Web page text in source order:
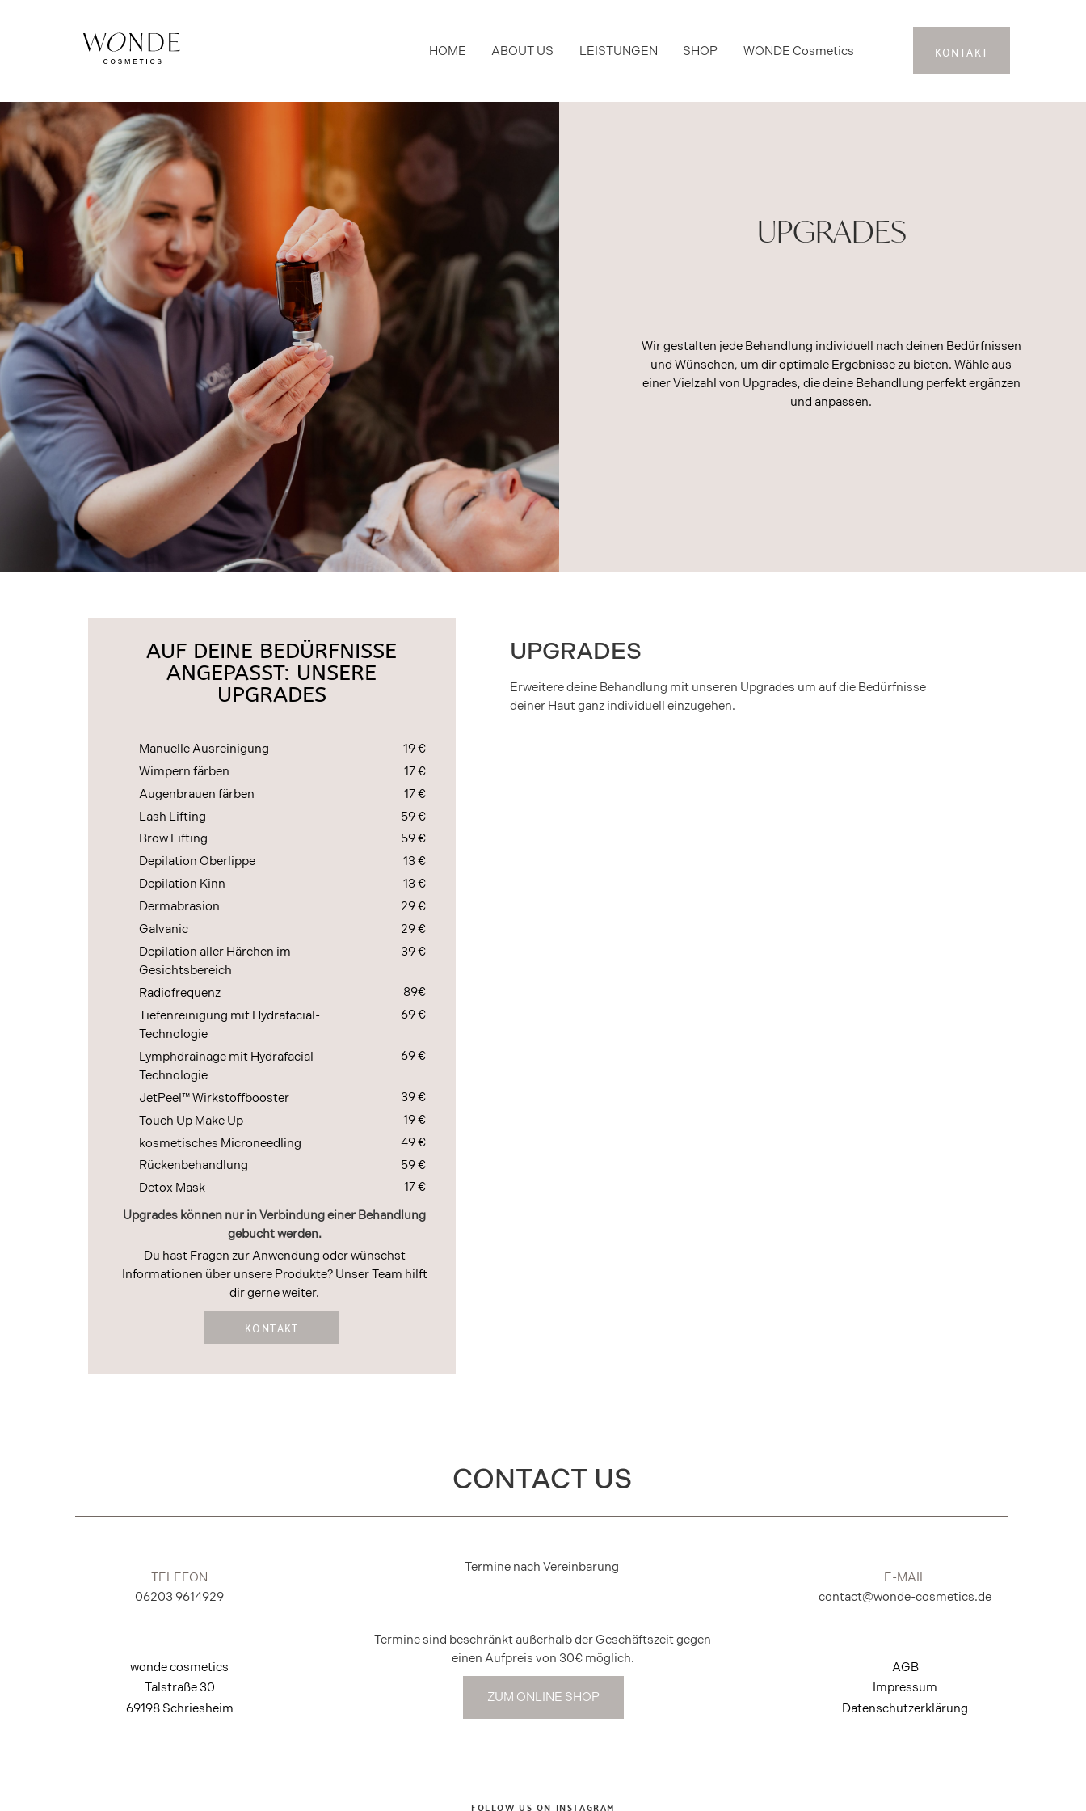
HOME ABOUT US LEISTUNGEN SHOP WONDE Cosmetics KONTAKT
UPGRADES
Wir gestalten jede Behandlung individuell nach deinen Bedürfnissen
und Wünschen, um dir optimale Ergebnisse zu bieten. Wähle aus
einer Vielzahl von Upgrades, die deine Behandlung perfekt ergänzen
und anpassen.
UPGRADES
AUF DEINE BEDÜRFNISSE
ANGEPASST: UNSERE
UPGRADES
Erweitere deine Behandlung mit unseren Upgrades um auf die Bedürfnisse
deiner Haut ganz individuell einzugehen.
Manuelle Ausreinigung
19 €
17 €
Wimpern färben
Augenbrauen färben
17 €
Lash Lifting
59 €
Brow Lifting
59 €
13 €
Depilation Oberlippe
Depilation Kinn
13 €
Dermabrasion
29 €
Galvanic
29 €
Depilation aller Härchen im
Gesichtsbereich
39 €
89€
Radiofrequenz
69 €
Tiefenreinigung mit Hydrafacial-
Technologie
69 €
Lymphdrainage mit Hydrafacial-
Technologie
39 €
JetPeel ™ Wirkstoffbooster
19 €
Touch Up Make Up
49 €
kosmetisches Microneedling
59 €
Rückenbehandlung
17 €
Detox Mask
Upgrades können nur in Verbindung einer Behandlung
gebucht werden.
Du hast Fragen zur Anwendung oder wünschst
Informationen über unsere Produkte? Unser Team hilft
dir gerne weiter.
KONTAKT
CONTACT US
Termine nach Vereinbarung
E-MAIL
TELEFON
contact@wonde-cosmetics.de
06203 9614929
Termine sind beschränkt außerhalb der Geschäftszeit gegen
einen Aufpreis von 30€ möglich.
AGB
wonde cosmetics
ZUM ONLINE SHOP
Talstraße 30
Impressum
69198 Schriesheim
Datenschutzerklärung
FOLLOW US ON INSTAGRAM